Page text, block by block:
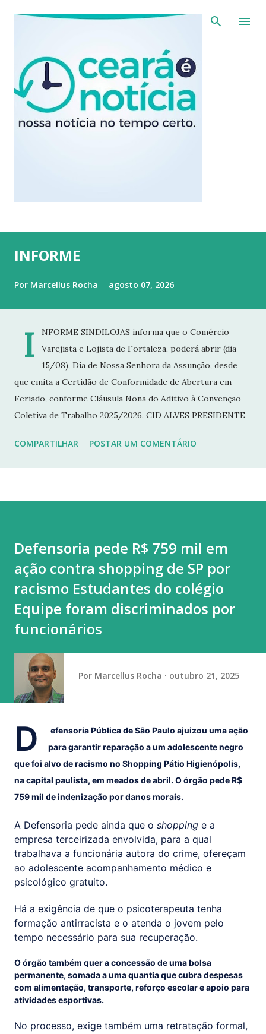
Pular para o conteúdo principal
INFORME
Por Marcellus Rocha agosto 07, 2026
I
NFORME SINDILOJAS informa que o Comércio
Varejista e Lojista de Fortaleza, poderá abrir (dia
15/08), Dia de Nossa Senhora da Assunção, desde
que emita a Certidão de Conformidade de Abertura em
Feriado, conforme Cláusula Nona do Aditivo à Convenção
Coletiva de Trabalho 2025/2026. CID ALVES PRESIDENTE
COMPARTILHAR POSTAR UM COMENTÁRIO
Defensoria pede R$ 759 mil em
ação contra shopping de SP por
racismo Estudantes do colégio
Equipe foram discriminados por
funcionários
Por Marcellus Rocha outubro 21, 2025
D
efensoria Pública de São Paulo ajuizou uma ação
para garantir reparação a um adolescente negro
que foi alvo de racismo no Shopping Pátio Higienópolis,
na capital paulista, em meados de abril. O órgão pede R$
759 mil de indenização por danos morais.
A Defensoria pede ainda que o shopping e a
empresa terceirizada envolvida, para a qual
trabalhava a funcionária autora do crime, ofereçam
ao adolescente acompanhamento médico e
psicológico gratuito.
Há a exigência de que o psicoterapeuta tenha
formação antirracista e o atenda o jovem pelo
tempo necessário para sua recuperação.
O órgão também quer a concessão de uma bolsa
permanente, somada a uma quantia que cubra despesas
com alimentação, transporte, reforço escolar e apoio para
atividades esportivas.
No processo, exige também uma retratação formal,